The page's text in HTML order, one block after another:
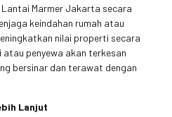
Marmer Jakarta secara
keindahan rumah atau
nilai properti secara
atau penyewa akan terkesan
bersinar dan terawat dengan
Lanjut